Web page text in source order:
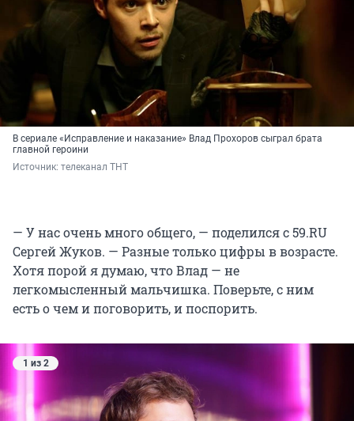
В сериале «Исправление и наказание» Влад Прохоров сыграл брата
главной героини
Источник: телеканал ТНТ
— У нас очень много общего, — поделился с 59.RU
Сергей Жуков. — Разные только цифры в возрасте.
Хотя порой я думаю, что Влад — не
легкомысленный мальчишка. Поверьте, с ним
есть о чем и поговорить, и поспорить.
1 из 2